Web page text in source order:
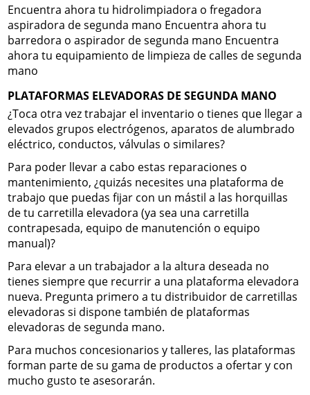
Encuentra ahora tu hidrolimpiadora o fregadora
aspiradora de segunda mano Encuentra ahora tu
barredora o aspirador de segunda mano Encuentra
ahora tu equipamiento de limpieza de calles de segunda
mano
PLATAFORMAS ELEVADORAS DE SEGUNDA MANO
¿Toca otra vez trabajar el inventario o tienes que llegar a
elevados grupos electrógenos, aparatos de alumbrado
eléctrico, conductos, válvulas o similares?
Para poder llevar a cabo estas reparaciones o
mantenimiento, ¿quizás necesites una plataforma de
trabajo que puedas fijar con un mástil a las horquillas
de tu carretilla elevadora (ya sea una carretilla
contrapesada, equipo de manutención o equipo
manual)?
Para elevar a un trabajador a la altura deseada no
tienes siempre que recurrir a una plataforma elevadora
nueva. Pregunta primero a tu distribuidor de carretillas
elevadoras si dispone también de plataformas
elevadoras de segunda mano.
Para muchos concesionarios y talleres, las plataformas
forman parte de su gama de productos a ofertar y con
mucho gusto te asesorarán.